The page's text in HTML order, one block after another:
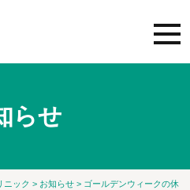
らせ
ニック > お知らせ> ゴールデンウィークの休